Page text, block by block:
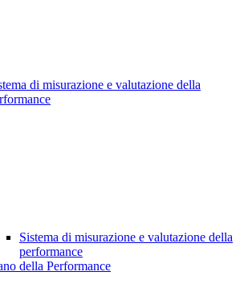
di misurazione e valutazione della
Sistema di misurazione e valutazione della
performance
della Performance